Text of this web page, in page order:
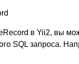
в Yii2, вы
SQL запроса.